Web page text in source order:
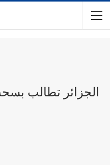
الجزائر تطالب